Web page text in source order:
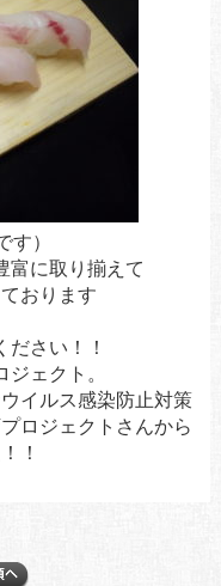
す）
富に取り揃えて
おります
さい！！
ェクト。
イルス感染防止対策
ロジェクトさんから
！